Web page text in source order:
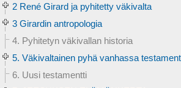
2 René Girard ja pyhitetty väkivalta
3 Girardin antropologia
4. Pyhitetyn väkivallan historia
5. Väkivaltainen pyhä vanhassa
6. Uusi testamentti